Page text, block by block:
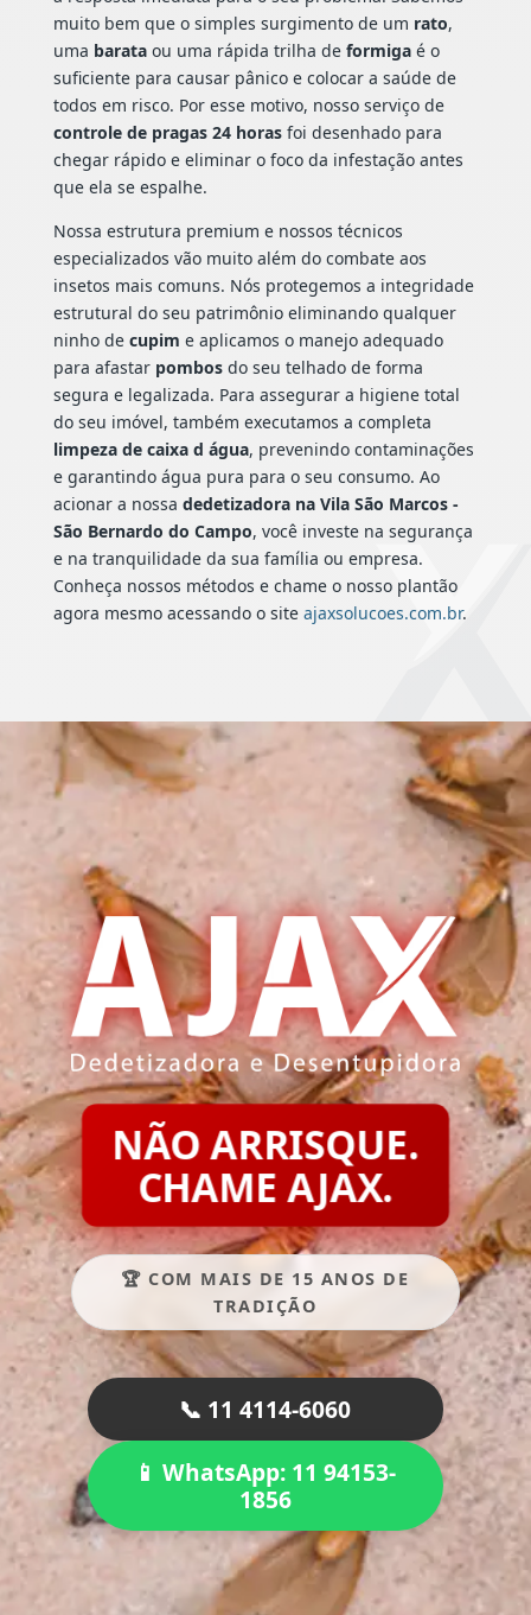
muito bem que o simples surgimento de um rato,
uma barataou uma rápida trilha de formigaé o
suficiente para causar pânico e colocar a saúde de
todos em risco. Por esse motivo, nosso serviço de
controle de pragas 24 horasfoi desenhado para
chegar rápido e eliminar o foco da infestação antes
que ela se espalhe.
Nossa estrutura premium e nossos técnicos
especializados vão muito além do combate aos
insetos mais comuns. Nós protegemos a integridade
estrutural do seu patrimônio eliminando qualquer
ninho de cupim e aplicamos o manejo adequado
para afastar pombosdo seu telhado de forma
segura e legalizada. Para assegurar a higiene total
do seu imóvel, também executamos a completa
limpeza de caixa d água, prevenindo contaminações
e garantindo água pura para o seu consumo. Ao
acionar a nossa dedetizadora na Vila São Marcos -
São Bernardo do Campo, você investe na segurança
e na tranquilidade da sua família ou empresa.
Conheça nossos métodos e chame o nosso plantão
agora mesmo acessando o site ajaxsolucoes.com.br.
NÃO ARRISQUE.
CHAME AJAX.
🏆 COM MAIS DE 15 ANOS DE
TRADIÇÃO
📞 11 4114-6060
📱 WhatsApp: 11 94153-
1856